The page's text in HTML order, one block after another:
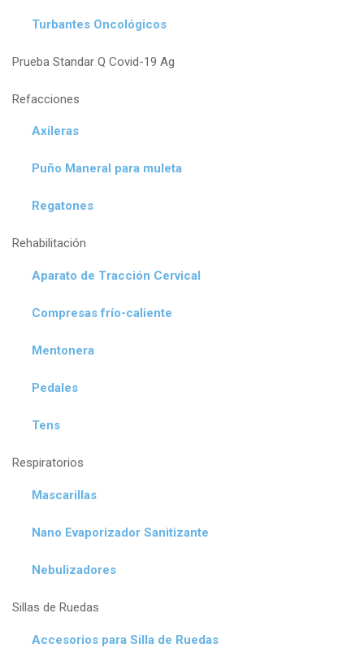
Turbantes Oncológicos
Prueba Standar Q Covid-19 Ag
Refacciones
Axileras
Puño Maneral para muleta
Regatones
Rehabilitación
Aparato de Tracción Cervical
Compresas frío-caliente
Mentonera
Pedales
Tens
Respiratorios
Mascarillas
Nano Evaporizador Sanitizante
Nebulizadores
Sillas de Ruedas
Accesorios para Silla de Ruedas